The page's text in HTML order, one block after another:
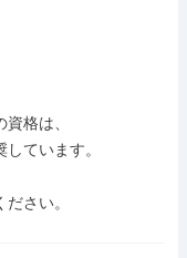
格は、
ています。
さい。